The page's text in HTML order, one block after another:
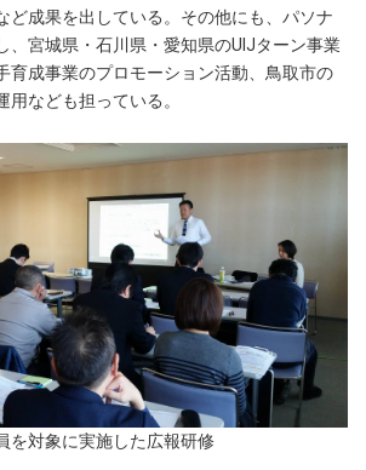
ど成果を出している。その他にも、パソナ
、宮城県・石川県・愛知県のUIJターン事業
育成事業のプロモーション活動、鳥取市の
用なども担っている。
を対象に実施した広報研修